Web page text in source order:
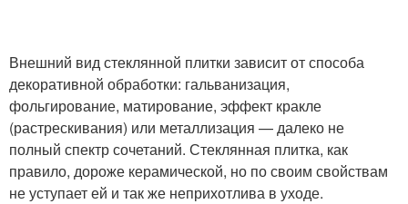
Внешний вид стеклянной плитки зависит от способа
декоративной обработки: гальванизация,
фольгирование, матирование, эффект кракле
(растрескивания) или металлизация — далеко не
полный спектр сочетаний. Стеклянная плитка, как
правило, дороже керамической, но по своим свойствам
не уступает ей и так же неприхотлива в уходе.